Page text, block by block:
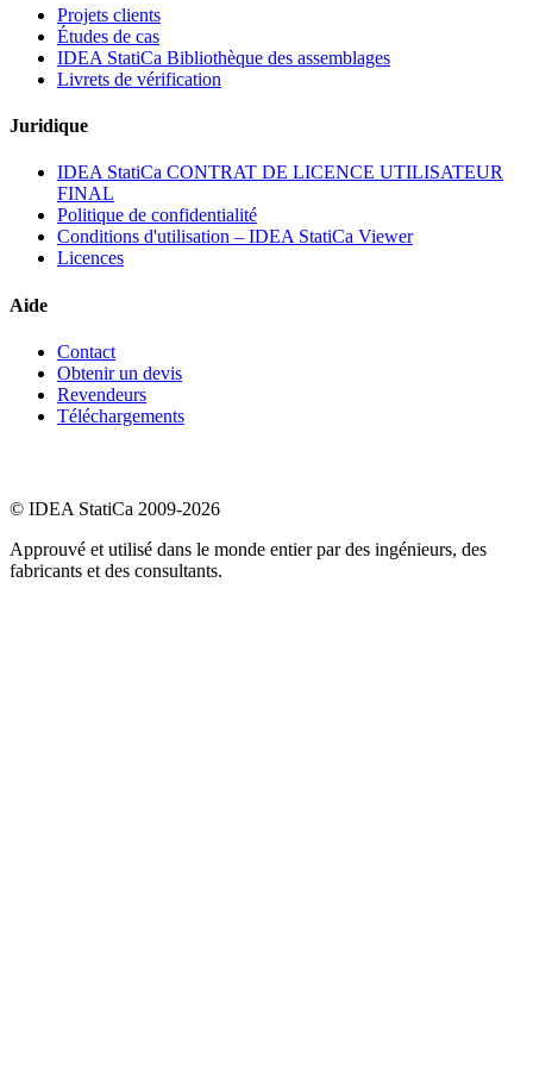
Projets clients
Études de cas
IDEA StatiCa Bibliothèque des assemblages
Livrets de vérification
Juridique
IDEA StatiCa CONTRAT DE LICENCE UTILISATEUR
FINAL
Politique de confidentialité
Conditions d'utilisation – IDEA StatiCa Viewer
Licences
Aide
Contact
Obtenir un devis
Revendeurs
Téléchargements
© IDEA StatiCa 2009-2026
Approuvé et utilisé dans le monde entier par des ingénieurs, des
fabricants et des consultants.